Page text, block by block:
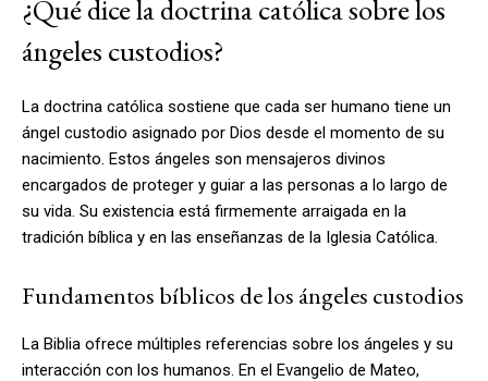
¿Qué dice la doctrina católica sobre los
ángeles custodios?
La doctrina católica sostiene que cada ser humano tiene un
ángel custodio asignado por Dios desde el momento de su
nacimiento. Estos ángeles son mensajeros divinos
encargados de proteger y guiar a las personas a lo largo de
su vida. Su existencia está firmemente arraigada en la
tradición bíblica y en las enseñanzas de la Iglesia Católica.
Fundamentos bíblicos de los ángeles custodios
La Biblia ofrece múltiples referencias sobre los ángeles y su
interacción con los humanos. En el Evangelio de Mateo,